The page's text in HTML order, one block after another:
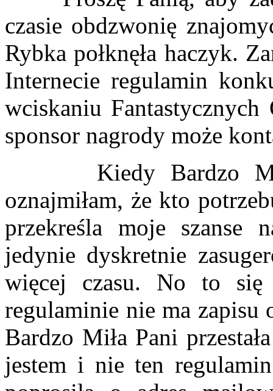
czasie obdzwonię
Rybka połknęła haczyk.
Internecie regulamin
wciskaniu
sponsor nagrody może
Kiedy Bardzo Miła
oznajmiłam, że kto
przekreśla moje szanse
jedynie dyskretnie
więcej czasu. No to się
regulaminie nie ma zapisu
Bardzo Miła Pani
jestem i nie ten